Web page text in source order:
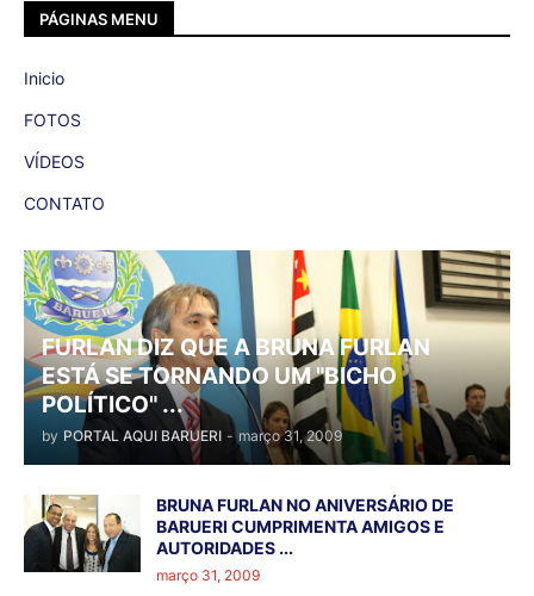
PÁGINAS MENU
Inicio
FOTOS
VÍDEOS
CONTATO
FURLAN DIZ QUE A BRUNA FURLAN
ESTÁ SE TORNANDO UM "BICHO
POLÍTICO" ...
by PORTAL AQUI BARUERI - março 31, 2009
BRUNA FURLAN NO ANIVERSÁRIO DE
BARUERI CUMPRIMENTA AMIGOS E
AUTORIDADES ...
março 31, 2009